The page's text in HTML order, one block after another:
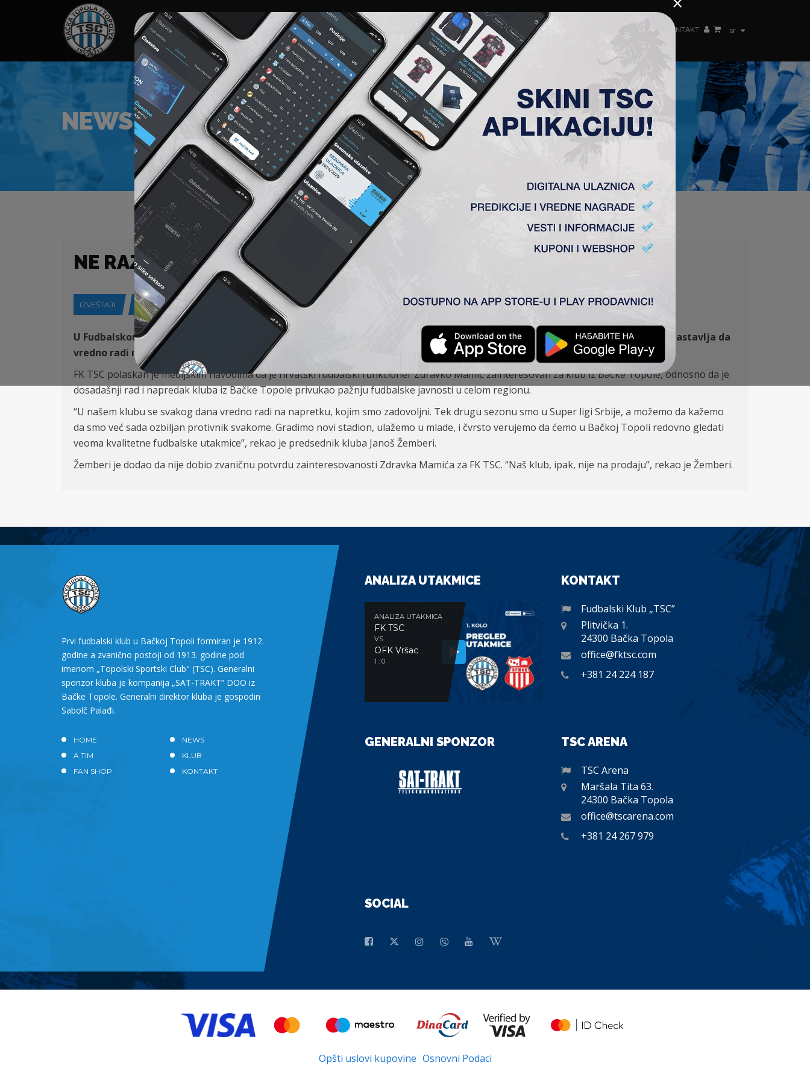
sr
HOME SPONZORI NEWS GALERIJE A TIM ČLANSTVO AKREDITACIJE KLUB AKADEMIJA ŽENSKI TIM KONTAKT
NEWS
NE RAZMIŠLJAMO O PROMENI VLASNIŠTVA
IZVEŠTAJI 08-10-2020
U Fudbalskom klubu TSC iz Bačke Topole se ne razmišlja o promeni vlasničke strukture, niti o promeni rukovodstva, a klub nastavlja da
vredno radi na svom razvoju i izgradnji infrastrukture.
FK TSC polaskan je medijskim navodima da je hrvatski fudbalski funkcioner Zdravko Mamić zainteresovan za klub iz Bačke Topole, odnosno da je
dosadašnji rad i napredak kluba iz Bačke Topole privukao pažnju fudbalske javnosti u celom regionu.
“U našem klubu se svakog dana vredno radi na napretku, kojim smo zadovoljni. Tek drugu sezonu smo u Super ligi Srbije, a možemo da kažemo
da smo već sada ozbiljan protivnik svakome. Gradimo novi stadion, ulažemo u mlade, i čvrsto verujemo da ćemo u Bačkoj Topoli redovno gledati
veoma kvalitetne fudbalske utakmice”, rekao je predsednik kluba Janoš Žemberi.
Žemberi je dodao da nije dobio zvaničnu potvrdu zainteresovanosti Zdravka Mamića za FK TSC. “Naš klub, ipak, nije na prodaju”, rekao je Žemberi.
Prvi fudbalski klub u Bačkoj Topoli formiran je 1912.
godine a zvanično postoji od 1913. godine pod
imenom „Topolski Sportski Club" (TSC). Generalni
sponzor kluba je kompanija „SAT-TRAKT” DOO iz
Bačke Topole. Generalni direktor kluba je gospodin
Sabolč Palađi.
HOME
NEWS
A TIM
KLUB
FAN SHOP
KONTAKT
ANALIZA UTAKMICE
ANALIZA UTAKMICA
FK TSC
VS
OFK Vršac
1 : 0
KONTAKT
Fudbalski Klub „TSC”
Plitvička 1.
24300 Bačka Topola
office@fktsc.com
+381 24 224 187
GENERALNI SPONZOR TSC ARENA
TSC Arena
Maršala Tita 63.
24300 Bačka Topola
office@tscarena.com
+381 24 267 979
SOCIAL
Opšti uslovi kupovine Osnovni Podaci